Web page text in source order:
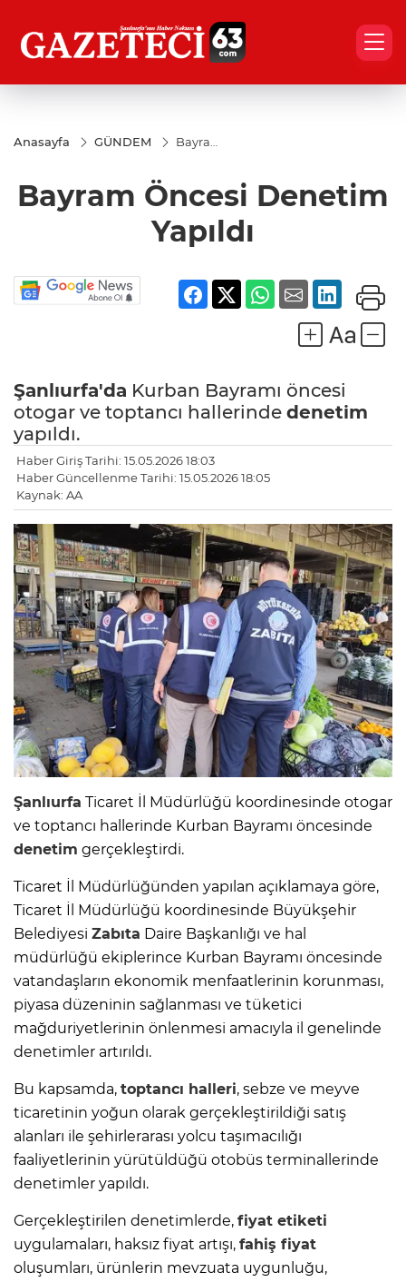
Anasayfa GÜNDEM
Bayram
Bayram Öncesi Denetim
Yapıldı
Şanlıurfa'da Kurban Bayramı öncesi
otogar ve toptancı hallerinde denetim
yapıldı.
Haber Giriş Tarihi: 15.05.2026 18:03
Haber Güncellenme Tarihi: 15.05.2026 18:05
Kaynak: AA
Şanlıurfa Ticaret İl Müdürlüğü koordinesinde otogar
ve toptancı hallerinde Kurban Bayramı öncesinde
denetim gerçekleştirdi.
Ticaret İl Müdürlüğünden yapılan açıklamaya göre,
Ticaret İl Müdürlüğü koordinesinde Büyükşehir
Belediyesi Zabıta Daire Başkanlığı ve hal
müdürlüğü ekiplerince Kurban Bayramı öncesinde
vatandaşların ekonomik menfaatlerinin korunması,
piyasa düzeninin sağlanması ve tüketici
mağduriyetlerinin önlenmesi amacıyla il genelinde
denetimler artırıldı.
Bu kapsamda, toptancı halleri, sebze ve meyve
ticaretinin yoğun olarak gerçekleştirildiği satış
alanları ile şehirlerarası yolcu taşımacılığı
faaliyetlerinin yürütüldüğü otobüs terminallerinde
denetimler yapıldı.
Gerçekleştirilen denetimlerde, fiyat etiketi
uygulamaları, haksız fiyat artışı, fahiş fiyat
oluşumları, ürünlerin mevzuata uygunluğu,